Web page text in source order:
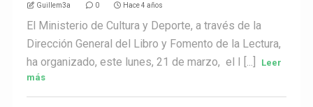
Guillem3a 0 Hace 4 años
El Ministerio de Cultura y Deporte, a través de la
Dirección General del Libro y Fomento de la Lectura,
ha organizado, este lunes, 21 de marzo, el I [...]
Leer
más